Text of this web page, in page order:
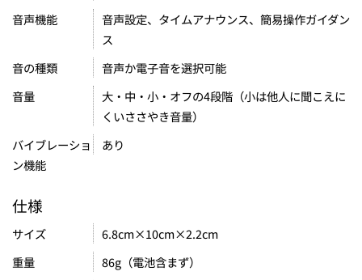
音声機能 音声設定、タイムアナウンス、簡易操作ガイダン
ス
音の種類 音声か電子音を選択可能
音量 大・中・小・オフの4段階（小は他人に聞こえに
くいささやき音量）
バイブレーショ
ン機能
あり
仕様
サイズ 6.8cm×10cm×2.2cm
重量 86g（電池含まず）